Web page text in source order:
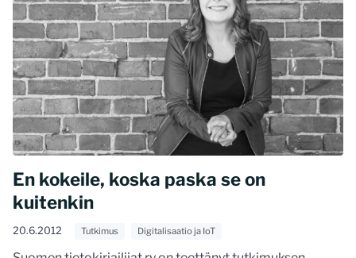
En kokeile, koska paska se on
kuitenkin
20.6.2012 Tutkimus Digitalisaatio ja IoT